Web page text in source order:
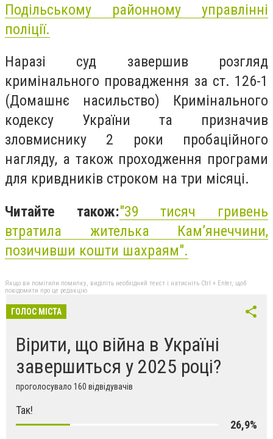
Подільському районному управлінні
поліції.
Наразі суд завершив розгляд
кримінального провадження за ст. 126-1
(Домашнє насильство) Кримінального
кодексу України та призначив
зловмиснику 2 роки пробаційного
нагляду, а також проходження програми
для кривдників строком на три місяці.
Читайте також:"39 тисяч гривень
втратила жителька Камʼянеччини,
позичивши кошти шахраям".
Якщо ви помітили помилку, виділіть необхідний текст і натисніть Ctrl + Enter, щоб
повідомити про це редакцію
ГОЛОС МІСТА
Вірити, що війна в Україні
завершиться у 2025 році?
проголосувало 160 відвідувачів
Так!
26,9%